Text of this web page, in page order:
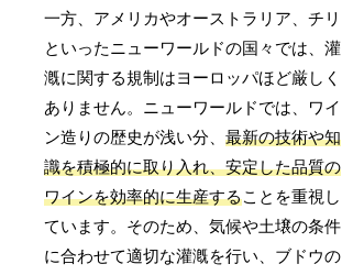
一方、アメリカやオーストラリア、チリ
といったニューワールドの国々では、灌
漑に関する規制はヨーロッパほど厳しく
ありません。ニューワールドでは、ワイ
ン造りの歴史が浅い分、最新の技術や知
識を積極的に取り入れ、安定した品質の
ワインを効率的に生産することを重視し
ています。そのため、気候や土壌の条件
に合わせて適切な灌漑を行い、ブドウの